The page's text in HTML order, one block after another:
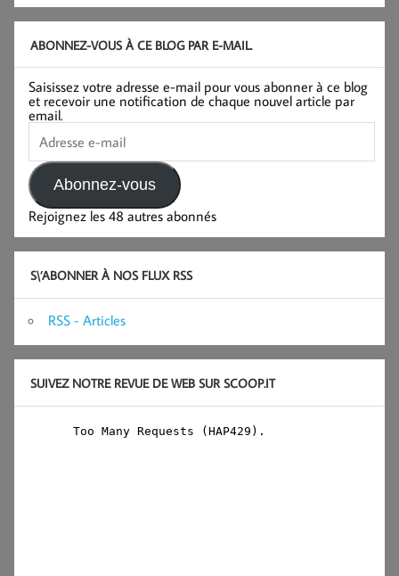
ABONNEZ-VOUS À CE BLOG PAR E-MAIL.
Saisissez votre adresse e-mail pour vous abonner à ce blog
et recevoir une notification de chaque nouvel article par
email.
Adresse
e-
mail
Abonnez-vous
Rejoignez les 48 autres abonnés
S\’ABONNER À NOS FLUX RSS
RSS - Articles
SUIVEZ NOTRE REVUE DE WEB SUR SCOOP.IT